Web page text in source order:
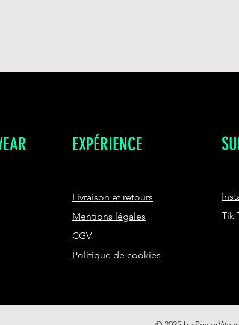
EXPÉRIENCE
Livraison et retours
Mentions légales
CGV
Politique de cookies
Tik